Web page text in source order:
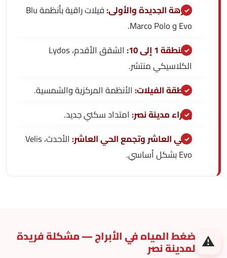
النزهة الجديدة والأولى:
فيلات راقية بأنظمة Blu
Evo و Marco Polo.
المنطقة 1 إلى 10:
الشقق الأقدم، Lydos
الكلاسيكي منتشر.
منطقة الفيلات:الأنظمة المركزية والشمسية.
زهراء مدينة نصر:امتداد سكني جديد.
الحي العاشر وتجمع الحي العاشر:
الأحدث، Velis
Evo بشكل أساسي.
⚠️ ضغط المياه في الأبراج — مشكلة فريدة
لمدينة نصر